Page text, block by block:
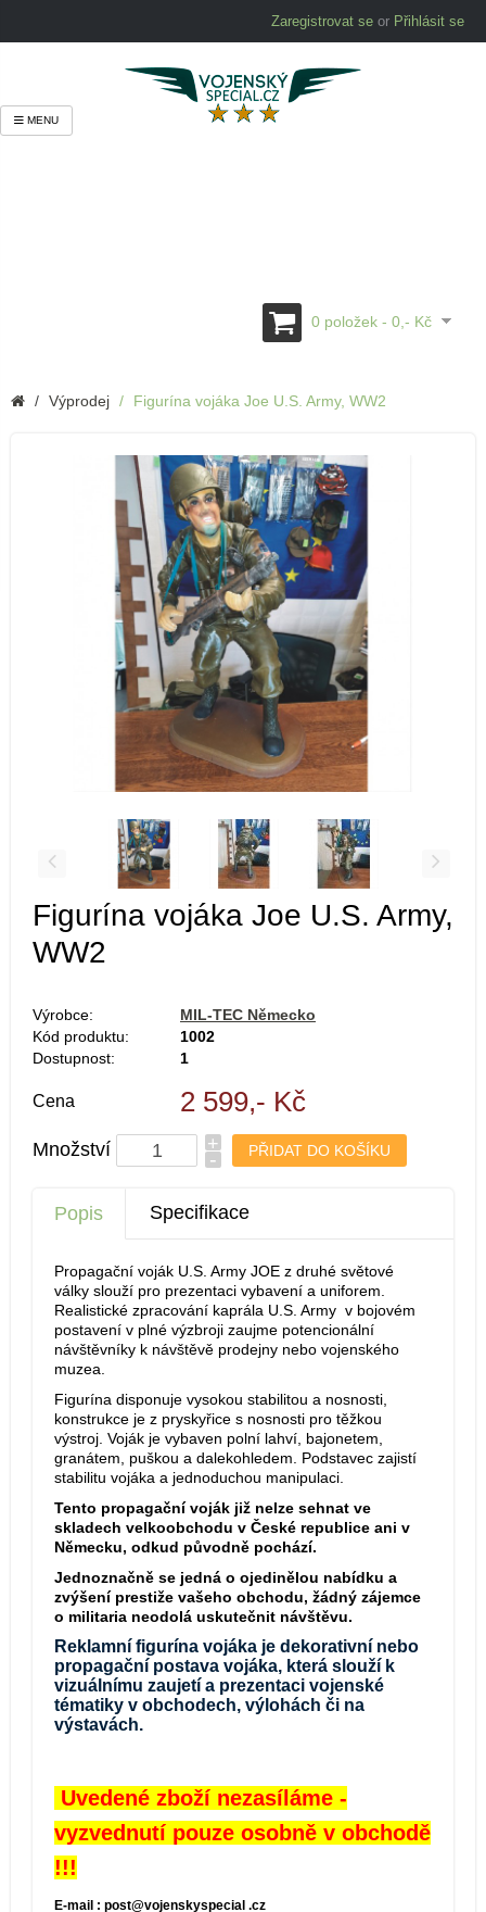
Zaregistrovat se or Přihlásit se
0 položek - 0,- Kč
MENU
Výprodej Figurína vojáka Joe U.S. Army, WW2
Figurína vojáka Joe U.S. Army,
WW2
Výrobce:
MIL-TEC Německo
Kód produktu:
1002
Dostupnost:
1
Cena 2 599,- Kč
Množství +
-
Popis Specifikace
Propagační voják U.S. Army JOE z druhé světové
války slouží pro prezentaci vybavení a uniforem.
Realistické zpracování kaprála U.S. Army v bojovém
postavení v plné výzbroji zaujme potencionální
návštěvníky k návštěvě prodejny nebo vojenského
muzea.
Figurína disponuje vysokou stabilitou a nosnosti,
konstrukce je z pryskyřice s nosnosti pro těžkou
výstroj. Voják je vybaven polní lahví, bajonetem,
granátem, puškou a dalekohledem. Podstavec zajistí
stabilitu vojáka a jednoduchou manipulaci.
Tento propagační voják již nelze sehnat ve
skladech velkoobchodu v České republice ani v
Německu, odkud původně pochází.
Jednoznačně se jedná o ojedinělou nabídku a
zvýšení prestiže vašeho obchodu, žádný zájemce
o militaria neodolá uskutečnit návštěvu.
Reklamní figurína vojáka je dekorativní nebo
propagační postava vojáka, která slouží k
vizuálnímu zaujetí a prezentaci vojenské
tématiky v obchodech, výlohách či na
výstavách.
Uvedené zboží nezasíláme -
vyzvednutí pouze osobně v obchodě
!!!
E-mail : post@vojenskyspecial .cz